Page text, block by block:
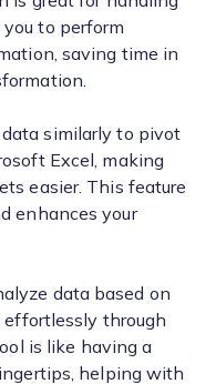
to perform
saving time in
data similarly to pivot
Excel, making
easier. This feature
enhances your
data based on
effortlessly through
is like having a
helping with